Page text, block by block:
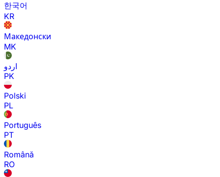
한국어
KR
Македонски
MK
اردو
PK
Polski
PL
Português
PT
Română
RO